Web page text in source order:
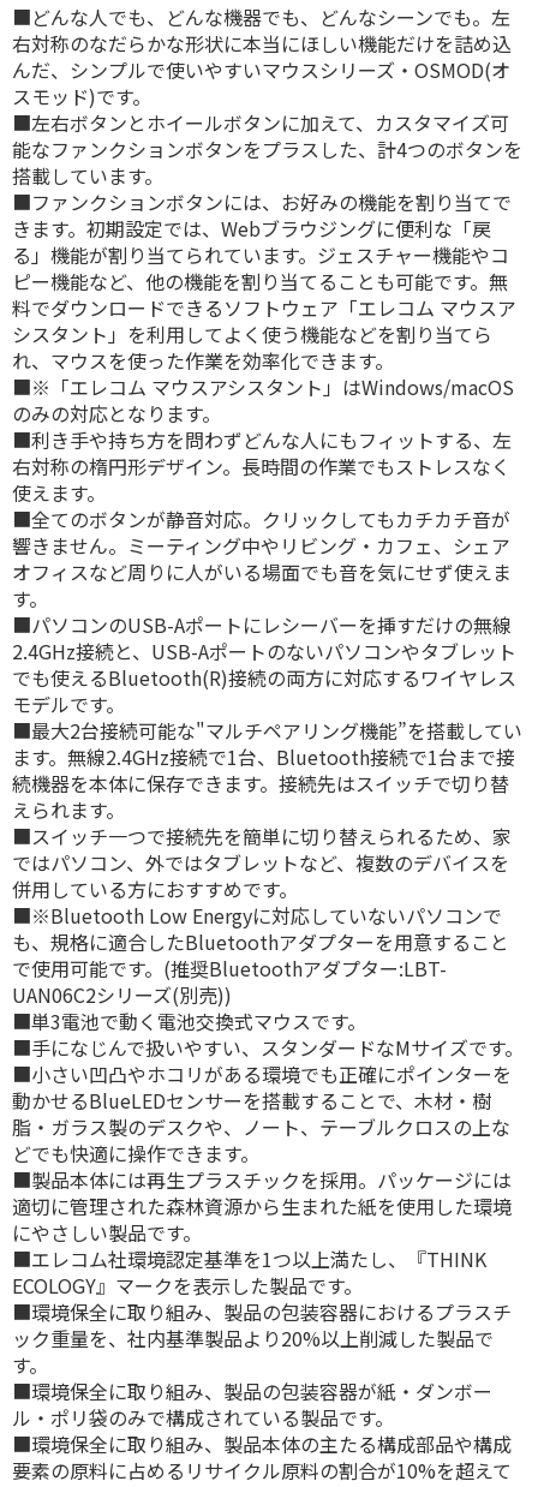
■どんな人でも、どんな機器でも、どんなシーンでも。左
右対称のなだらかな形状に本当にほしい機能だけを詰め込
んだ、シンプルで使いやすいマウスシリーズ・OSMOD(オ
スモッド)です。
■左右ボタンとホイールボタンに加えて、カスタマイズ可
能なファンクションボタンをプラスした、計4つのボタンを
搭載しています。
■ファンクションボタンには、お好みの機能を割り当てで
きます。初期設定では、Webブラウジングに便利な「戻
る」機能が割り当てられています。ジェスチャー機能やコ
ピー機能など、他の機能を割り当てることも可能です。無
料でダウンロードできるソフトウェア「エレコム マウスア
シスタント」を利用してよく使う機能などを割り当てら
れ、マウスを使った作業を効率化できます。
■※「エレコム マウスアシスタント」はWindows/macOS
のみの対応となります。
■利き手や持ち方を問わずどんな人にもフィットする、左
右対称の楕円形デザイン。長時間の作業でもストレスなく
使えます。
■全てのボタンが静音対応。クリックしてもカチカチ音が
響きません。ミーティング中やリビング・カフェ、シェア
オフィスなど周りに人がいる場面でも音を気にせず使えま
す。
■パソコンのUSB-Aポートにレシーバーを挿すだけの無線
2.4GHz接続と、USB-Aポートのないパソコンやタブレット
でも使えるBluetooth(R)接続の両方に対応するワイヤレス
モデルです。
■最大2台接続可能な"マルチペアリング機能”を搭載してい
ます。無線2.4GHz接続で1台、Bluetooth接続で1台まで接
続機器を本体に保存できます。接続先はスイッチで切り替
えられます。
■スイッチ一つで接続先を簡単に切り替えられるため、家
ではパソコン、外ではタブレットなど、複数のデバイスを
併用している方におすすめです。
■※Bluetooth Low Energyに対応していないパソコンで
も、規格に適合したBluetoothアダプターを用意すること
で使用可能です。(推奨Bluetoothアダプター:LBT-
UAN06C2シリーズ(別売))
■単3電池で動く電池交換式マウスです。
■手になじんで扱いやすい、スタンダードなMサイズです。
■小さい凹凸やホコリがある環境でも正確にポインターを
動かせるBlueLEDセンサーを搭載することで、木材・樹
脂・ガラス製のデスクや、ノート、テーブルクロスの上な
どでも快適に操作できます。
■製品本体には再生プラスチックを採用。パッケージには
適切に管理された森林資源から生まれた紙を使用した環境
にやさしい製品です。
■エレコム社環境認定基準を1つ以上満たし、『THINK
ECOLOGY』マークを表示した製品です。
■環境保全に取り組み、製品の包装容器におけるプラスチ
ック重量を、社内基準製品より20%以上削減した製品で
す。
■環境保全に取り組み、製品の包装容器が紙・ダンボー
ル・ポリ袋のみで構成されている製品です。
■環境保全に取り組み、製品本体の主たる構成部品や構成
要素の原料に占めるリサイクル原料の割合が10%を超えて